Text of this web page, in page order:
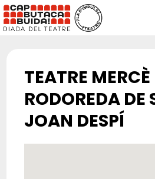
TEATRE MERCÈ
RODOREDA DE
JOAN DESPÍ